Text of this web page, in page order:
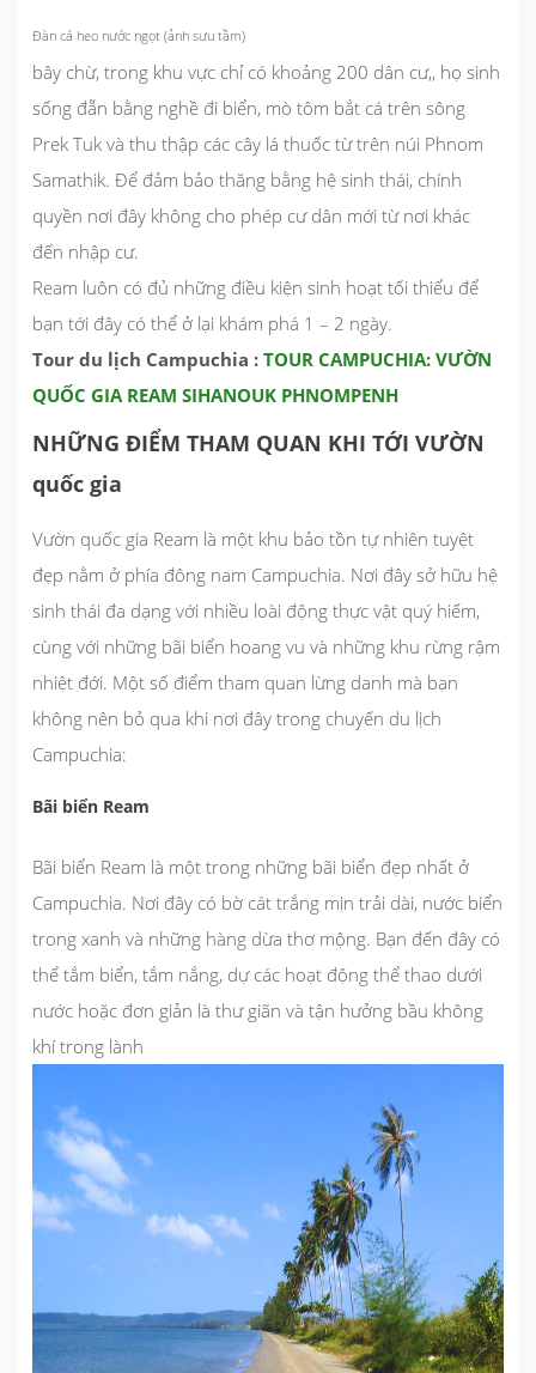
Đàn cá heo nước ngọt (ảnh sưu tầm)
bây chừ, trong khu vực chỉ có khoảng 200 dân cư,, họ sinh
sống đẵn bằng nghề đi biển, mò tôm bắt cá trên sông
Prek Tuk và thu thập các cây lá thuốc từ trên núi Phnom
Samathik. Để đảm bảo thăng bằng hệ sinh thái, chính
quyền nơi đây không cho phép cư dân mới từ nơi khác
đến nhập cư.
Ream luôn có đủ những điều kiện sinh hoạt tối thiểu để
bạn tới đây có thể ở lại khám phá 1 – 2 ngày.
Tour du lịch Campuchia : TOUR CAMPUCHIA: VƯỜN
QUỐC GIA REAM SIHANOUK PHNOMPENH
NHỮNG ĐIỂM THAM QUAN KHI TỚI VƯỜN
quốc gia
Vườn quốc gia Ream là một khu bảo tồn tự nhiên tuyệt
đẹp nằm ở phía đông nam Campuchia. Nơi đây sở hữu hệ
sinh thái đa dạng với nhiều loài động thực vật quý hiếm,
cùng với những bãi biển hoang vu và những khu rừng rậm
nhiệt đới. Một số điểm tham quan lừng danh mà bạn
không nên bỏ qua khi nơi đây trong chuyến du lịch
Campuchia:
Bãi biển Ream
Bãi biển Ream là một trong những bãi biển đẹp nhất ở
Campuchia. Nơi đây có bờ cát trắng mịn trải dài, nước biển
trong xanh và những hàng dừa thơ mộng. Bạn đến đây có
thể tắm biển, tắm nắng, dự các hoạt động thể thao dưới
nước hoặc đơn giản là thư giãn và tận hưởng bầu không
khí trong lành